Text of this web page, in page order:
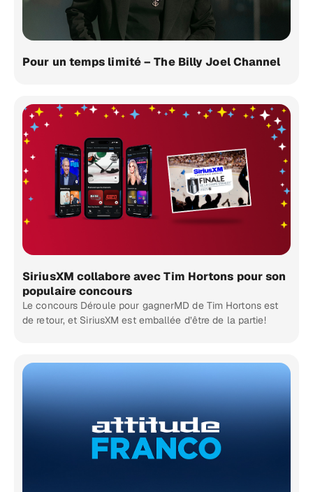
Pour un temps limité – The Billy Joel Channel
SiriusXM collabore avec Tim Hortons pour son
populaire concours
Le concours Déroule pour gagnerMD de Tim Hortons est
de retour, et SiriusXM est emballée d’être de la partie!